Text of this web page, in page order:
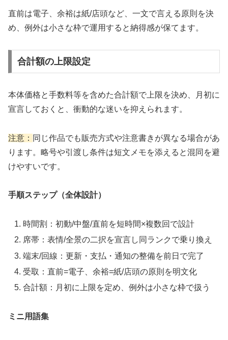
直前は電子、余裕は紙/店頭など、一文で言える原則を決
め、例外は小さな枠で運用すると納得感が保てます。
合計額の上限設定
本体価格と手数料等を含めた合計額で上限を決め、月初に
宣言しておくと、衝動的な迷いを抑えられます。
注意： 同じ作品でも販売方式や注意書きが異なる場合があ
ります。略号や引渡し条件は短文メモを添えると混同を避
けやすいです。
手順ステップ（全体設計）
時間割：初動/中盤/直前を短時間×複数回で設計
席帯：表情/全景の二択を宣言し同ランクで乗り換え
端末/回線：更新・支払・通知の整備を前日で完了
受取：直前=電子、余裕=紙/店頭の原則を明文化
合計額：月初に上限を定め、例外は小さな枠で扱う
ミニ用語集